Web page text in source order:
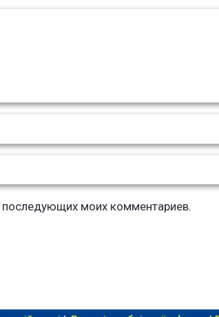
последующих моих комментариев.